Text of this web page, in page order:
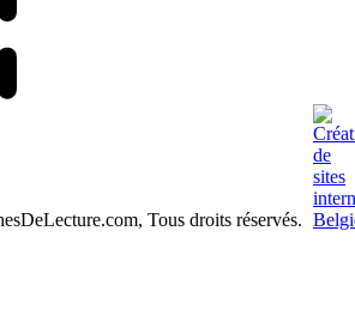
Tous droits réservés.